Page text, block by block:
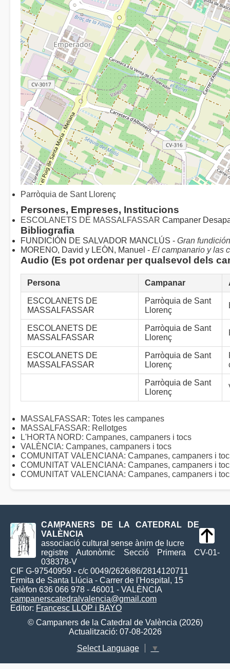
Parròquia de Sant Llorenç
Persones, Empreses, Institucions
ESCOLANETS DE MASSALFASSAR Campaner
Bibliografia
FUNDICIÓN DE SALVADOR MANCLÚS - Gran
MORENO, David y LEÒN, Manuel - El campanario y las
Audio (Es pot ordenar per qualsevol dels
Persona Campanar
ESCOLANETS DE
MASSALFASSAR
Parròquia de Sant
Llorenç
ESCOLANETS DE
MASSALFASSAR
Parròquia de Sant
Llorenç
ESCOLANETS DE
MASSALFASSAR
Parròquia de Sant
Llorenç
Parròquia de Sant
Llorenç
MASSALFASSAR: Totes les campanes
MASSALFASSAR: Rellotges
L'HORTA NORD: Campanes, campaners i tocs
VALÈNCIA: Campanes, campaners i tocs
COMUNITAT VALENCIANA: Campanes, campaners i
COMUNITAT VALENCIANA: Campanes, campaners i
COMUNITAT VALENCIANA: Campanes, campaners i
CAMPANERS DE LA CATEDRAL DE
VALÈNCIA
associació cultural sense ànim de lucre
registre Autonòmic Secció Primera CV-01-
038378-V
CIF G-97540959 - c/c 0049/2626/86/2814120711
Ermita de Santa Llúcia - Carrer de l'Hospital, 15
Telèfon 636 066 978 - 46001 - VALÈNCIA
campanerscatedralvalencia@gmail.com
Editor: Francesc LLOP i BAYO
© Campaners de la Catedral de València (2026)
Actualització: 07-08-2026
Select Language
▼